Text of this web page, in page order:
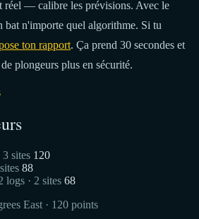
réel — calibre les prévisions. Avec le
bat n'importe quel algorithme. Si tu
ton rapport. Ça prend 30 secondes et
plongeurs plus en sécurité.
3 sites 120
88
logs · 2 sites 68
East · 120 points